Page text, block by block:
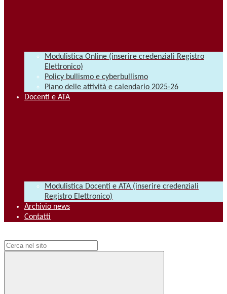
Modulistica Online (inserire credenziali Registro
Elettronico)
Policy bullismo e cyberbullismo
Piano delle attività e calendario 2025-26
Docenti e ATA
Modulistica Docenti e ATA (inserire credenziali
Registro Elettronico)
Archivio news
Contatti